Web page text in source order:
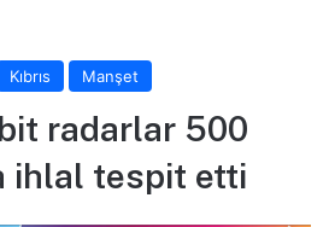
Kıbrıs Manşet
radarlar 500
ihlal tespit etti